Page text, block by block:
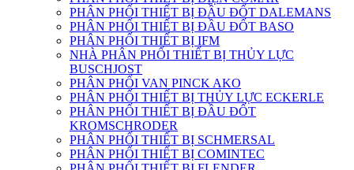
PHÂN PHỐI THIẾT BỊ ĐẦU ĐỐT DALEMANS
PHÂN PHỐI THIẾT BỊ ĐẦU ĐỐT BASO
PHÂN PHỐI THIẾT BỊ IFM
NHÀ PHÂN PHỐI THIẾT BỊ THỦY LỰC
BUSCHJOST
PHÂN PHỐI VAN PINCK AKO
PHÂN PHỐI THIẾT BỊ THỦY LỰC ECKERLE
PHÂN PHỐI THIẾT BỊ ĐẦU ĐỐT
KROMSCHRODER
PHÂN PHỐI THIẾT BỊ SCHMERSAL
PHÂN PHỐI THIẾT BỊ COMINTEC